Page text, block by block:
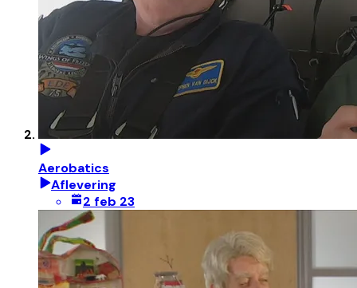
Aerobatics
Aflevering
2 feb 23